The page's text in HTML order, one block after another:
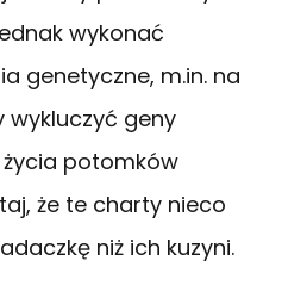
wykonać
genetyczne, m.in. na
wykluczyć geny
potomków
że te charty nieco
niż ich kuzyni.